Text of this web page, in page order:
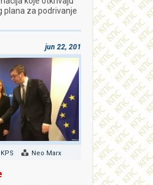
plana za podrivanje
jun 22, 2018
Neo Marx